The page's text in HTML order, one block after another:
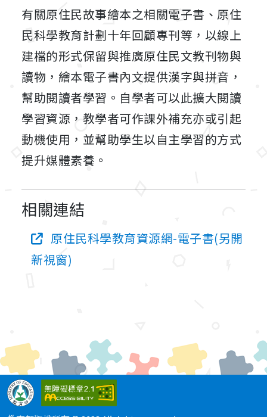
有關原住民故事繪本之相關電子書、原住
民科學教育計劃十年回顧專刊等，以線上
建檔的形式保留與推廣原住民文教刊物與
讀物，繪本電子書內文提供漢字與拼音，
幫助閱讀者學習。自學者可以此擴大閱讀
學習資源，教學者可作課外補充亦或引起
動機使用，並幫助學生以自主學習的方式
提升媒體素養。
相關連結
原住民科學教育資源網-電子書(另開
新視窗)